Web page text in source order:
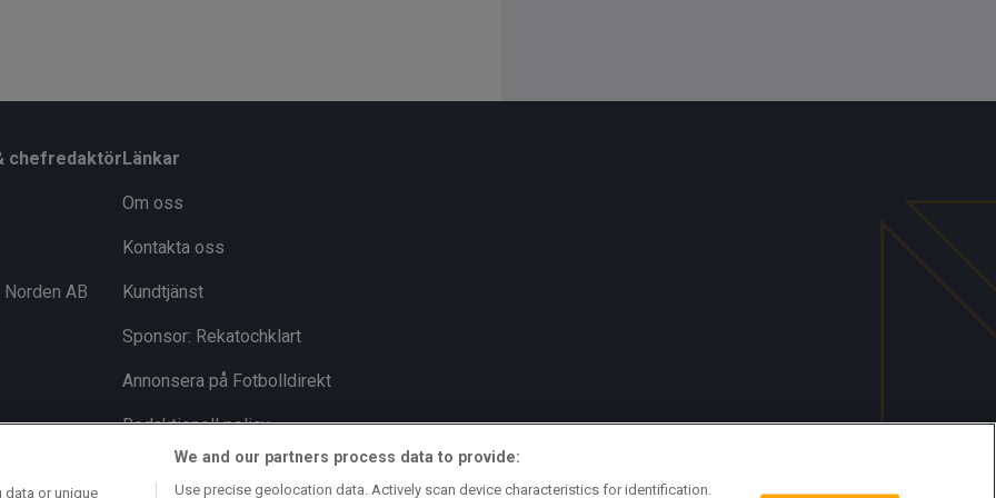
chefredaktör
AB
Länkar
Om oss
Kontakta oss
Kundtjänst
Sponsor: Rekatochklart
Annonsera på Fotbolldirekt
Redaktionell policy
Personuppgiftspolicy
data or unique
We and our partners process data to provide:
Use precise geolocation data. Actively scan device characteristics for identification.